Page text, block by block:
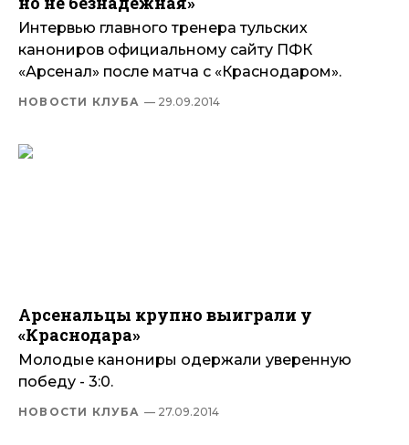
Интервью главного тренера тульских
канониров официальному сайту ПФК
«Арсенал» после матча с «Краснодаром».
НОВОСТИ КЛУБА — 29.09.2014
Арсенальцы крупно выиграли у
«Краснодара»
Молодые канониры одержали уверенную
победу - 3:0.
НОВОСТИ КЛУБА — 27.09.2014